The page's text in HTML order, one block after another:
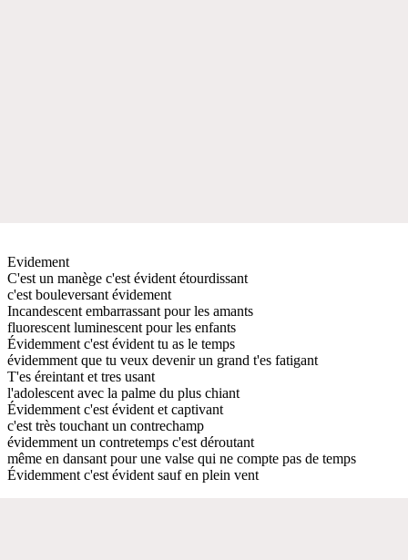
Evidement
C'est un manège c'est évident étourdissant
c'est bouleversant évidement
Incandescent embarrassant pour les amants
fluorescent luminescent pour les enfants
Évidemment c'est évident tu as le temps
évidemment que tu veux devenir un grand t'es fatigant
T'es éreintant et tres usant
l'adolescent avec la palme du plus chiant
Évidemment c'est évident et captivant
c'est très touchant un contrechamp
évidemment un contretemps c'est déroutant
même en dansant pour une valse qui ne compte pas de temps
Évidemment c'est évident sauf en plein vent